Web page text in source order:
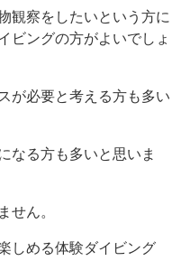
観察をしたいという方に
ビングの方がよいでしょ
が必要と考える方も多い
なる方も多いと思いま
せん。
しめる体験ダイビング